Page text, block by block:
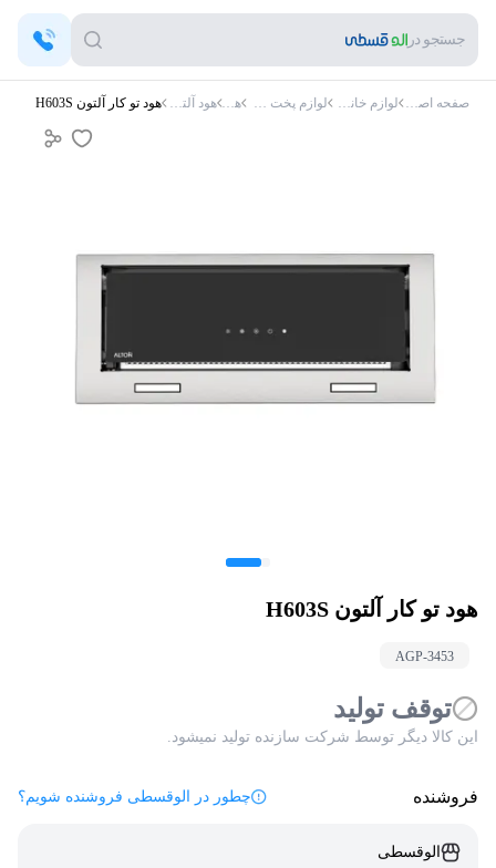
جستجو در
صفحه اصلی لوازم خانگی لوازم پخت و پز هود هود آلتون هود تو کار آلتون H603S
هود تو کار آلتون H603S
AGP-3453
توقف تولید
این کالا دیگر توسط شرکت سازنده تولید نمیشود.
فروشنده چطور در الوقسطی فروشنده شویم؟
الوقسطی